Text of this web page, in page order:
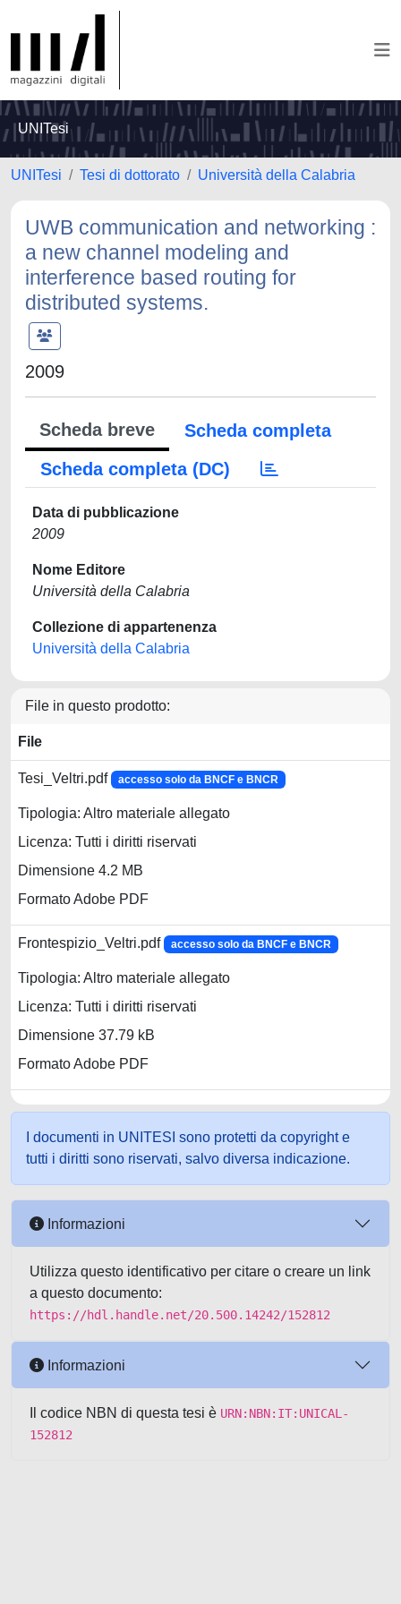
UNITesi
UNITesi Tesi di dottorato Università della Calabria
UWB communication and networking :
a new channel modeling and
interference based routing for
distributed systems.
2009
Scheda breve
Scheda completa
Scheda completa (DC)
Data di pubblicazione
2009
Nome Editore
Università della Calabria
Collezione di appartenenza
Università della Calabria
File in questo prodotto:
File
Tesi_Veltri.pdf accesso solo da BNCF e BNCR
Tipologia: Altro materiale allegato
Licenza: Tutti i diritti riservati
Dimensione 4.2 MB
Formato Adobe PDF
Frontespizio_Veltri.pdf accesso solo da BNCF e BNCR
Tipologia: Altro materiale allegato
Licenza: Tutti i diritti riservati
Dimensione 37.79 kB
Formato Adobe PDF
I documenti in UNITESI sono protetti da copyright e
tutti i diritti sono riservati, salvo diversa indicazione.
Informazioni
Utilizza questo identificativo per citare o creare un link
a questo documento:
https://hdl.handle.net/20.500.14242/152812
Informazioni
Il codice NBN di questa tesi è URN:NBN:IT:UNICAL-
152812